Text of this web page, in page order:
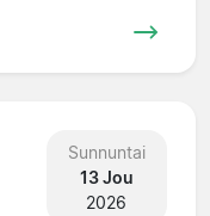
Sunnuntai
13 Jou
2026